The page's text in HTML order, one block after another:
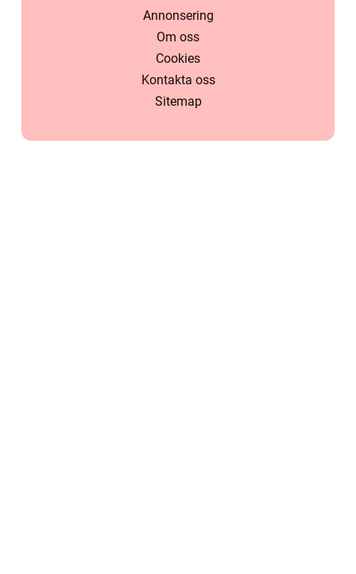
Annonsering
Om oss
Cookies
Kontakta oss
Sitemap